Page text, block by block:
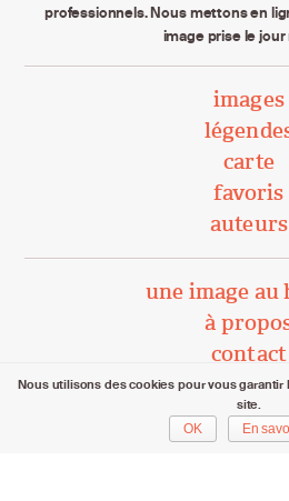
professionnels. Nous mettons en
image prise le
images
carte
favoris
auteurs
une image au
à
contact
unephotoparjour.ch/
Tous droits réservés aux
Nous utilisons des cookies pour vous
site.
OK
En